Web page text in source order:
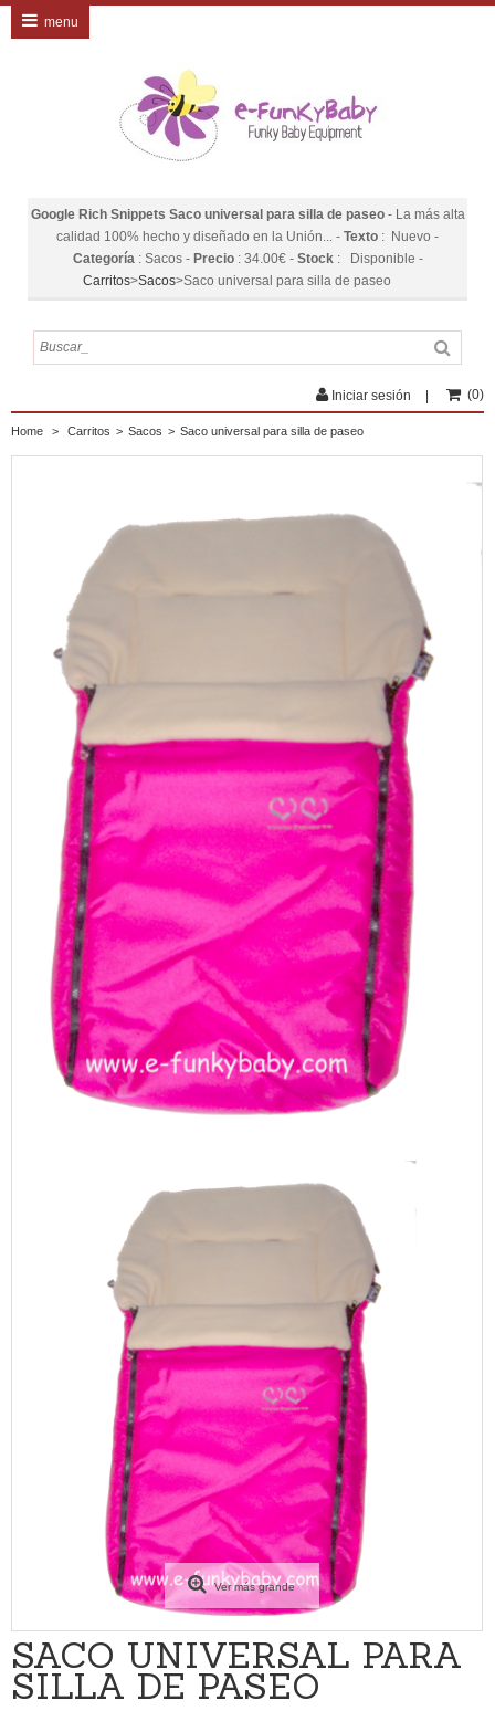
Google Rich Snippets Saco universal para silla de paseo- La más alta
calidad 100% hecho y diseñado en la Unión... - Texto : Nuevo -
Categoría: Sacos- Precio: 34.00€ - Stock: Disponible -
Carritos>Sacos>Saco universal para silla de paseo
menu
(0)
Iniciar sesión
Home > Carritos > Sacos > Saco universal para silla de paseo
Ver más grande
SACO UNIVERSAL PARA
SILLA DE PASEO